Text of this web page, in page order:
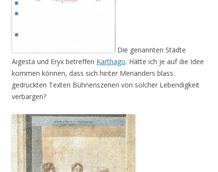
Die genannten Städte
Aigesta und Eryx betreffen Karthago. Hätte ich je auf die Idee
kommen können, dass sich hinter Menanders blass
gedruckten Texten Bühnenszenen von solcher Lebendigkeit
verbargen?